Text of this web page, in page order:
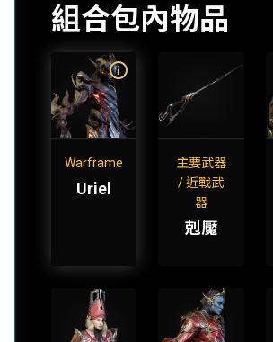
組合包內物品
Warframe
Uriel
主要武器
/ 近戰武
器
剋魘